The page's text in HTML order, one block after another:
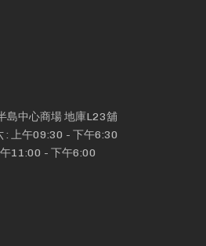
島中心商場 地庫L23舖
: 上午09:30 - 下午6:30
11:00 - 下午6:00